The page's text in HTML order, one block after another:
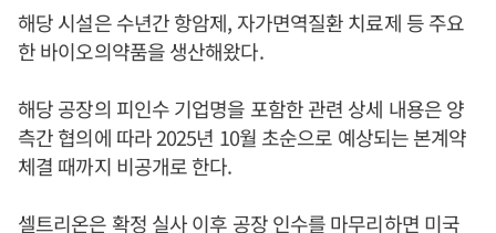
해당 시설은 수년간 항암제, 자가면역질환 치료제 등 주요
한 바이오의약품을 생산해왔다.
해당 공장의 피인수 기업명을 포함한 관련 상세 내용은 양
측간 협의에 따라 2025년 10월 초순으로 예상되는 본계약
체결 때까지 비공개로 한다.
셀트리온은 확정 실사 이후 공장 인수를 마무리하면 미국